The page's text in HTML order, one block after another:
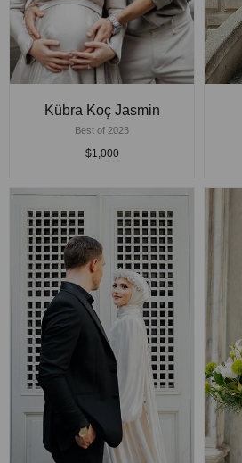
Kübra Koç Jasmin
Best of 2023
$1,000